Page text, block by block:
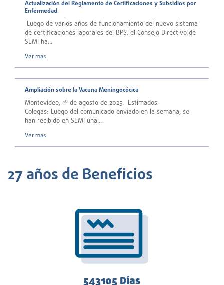
Actualización del Reglamento de Certificaciones y Subsidios por
Enfermedad
Luego de varios años de funcionamiento del nuevo sistema
de certificaciones laborales del BPS, el Consejo Directivo de
SEMI ha...
Ver mas
Ampliación sobre la Vacuna Meningocócica
Montevideo, 1º de agosto de 2025. Estimados
Colegas: Luego del comunicado enviado en la semana, se
han recibido en SEMI una...
Ver mas
27 años de Beneficios
543665Días